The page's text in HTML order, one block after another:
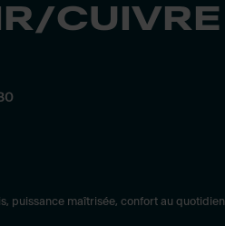
CUIVRE
puissance maîtrisée, confort au quotidien